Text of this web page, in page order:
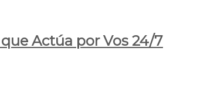
Actúa por Vos 24/7